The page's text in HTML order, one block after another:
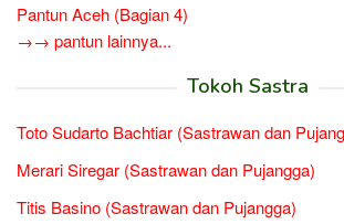
Pantun Aceh (Bagian 4)
→→ pantun lainnya...
Tokoh Sastra
Toto Sudarto Bachtiar (Sastrawan dan
Merari Siregar (Sastrawan dan Pujangga)
Titis Basino (Sastrawan dan Pujangga)